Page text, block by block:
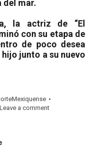
del mar.
la actriz de “El
con su etapa de
de poco desea
junto a su nuevo
Leave a comment